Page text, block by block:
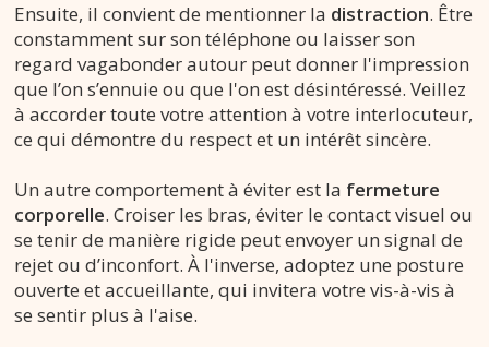
Ensuite, il convient de mentionner la distraction. Être
constamment sur son téléphone ou laisser son
regard vagabonder autour peut donner l'impression
que l’on s’ennuie ou que l'on est désintéressé. Veillez
à accorder toute votre attention à votre interlocuteur,
ce qui démontre du respect et un intérêt sincère.
Un autre comportement à éviter est la fermeture
corporelle. Croiser les bras, éviter le contact visuel ou
se tenir de manière rigide peut envoyer un signal de
rejet ou d’inconfort. À l'inverse, adoptez une posture
ouverte et accueillante, qui invitera votre vis-à-vis à
se sentir plus à l'aise.